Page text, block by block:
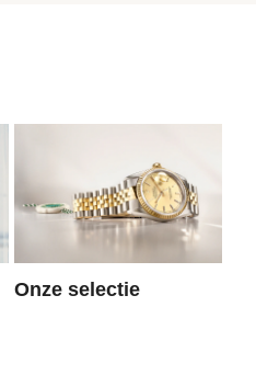
Onze selectie